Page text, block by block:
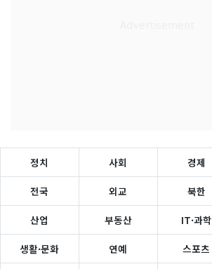
정치 사회 경제
전국 외교 북한
산업 부동산 IT·과학
생활·문화 연예 스포츠